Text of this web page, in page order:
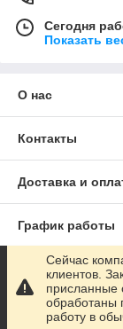
Сегодня
Показать
О нас
Контакты
Доставка и
График работы
Полная версия
Сайт создан на
Сейчас
клиентов.
присланные
обработаны
работу в